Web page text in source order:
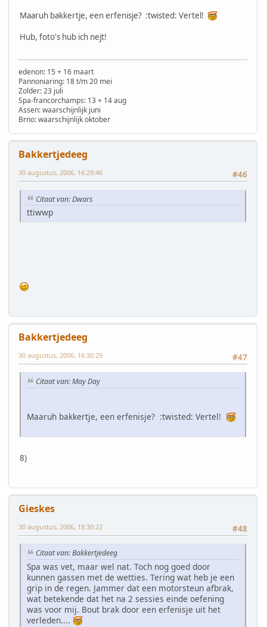
Maaruh bakkertje, een erfenisje? :twisted: Vertel!
Hub, foto's hub ich nejt!
edenon: 15 + 16 maart
Pannoniaring: 18 t/m 20 mei
Zolder: 23 juli
Spa-francorchamps: 13 + 14 aug
Assen: waarschijnlijk juni
Brno: waarschijnlijk oktober
Bakkertjedeeg
#46
30 augustus, 2006, 16:29:46
Citaat van: Dwars
ttiwwp
Bakkertjedeeg
#47
30 augustus, 2006, 16:30:29
Citaat van: May Day
Maaruh bakkertje, een erfenisje? :twisted: Vertel!
8)
Gieskes
#48
30 augustus, 2006, 18:30:22
Citaat van: Bakkertjedeeg
Spa was vet, maar wel nat. Toch nog goed door
kunnen gassen met de wetties. Tering wat heb je een
grip in de regen. Jammer dat een motorsteun afbrak,
wat betekende dat het na 2 sessies einde oefening
was voor mij. Bout brak door een erfenisje uit het
verleden....